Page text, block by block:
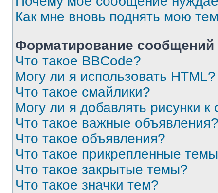
Как мне вновь поднять мою
Форматирование
Что такое BBCode?
Могу ли я использовать HTML?
Что такое смайлики?
Могу ли я добавлять рисунки
Что такое важные объявления?
Что такое объявления?
Что такое прикрепленные
Что такое закрытые темы?
Что такое значки тем?